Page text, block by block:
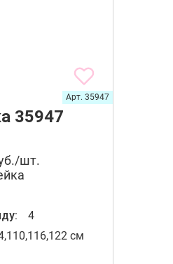
35947
Арт. 35947
шт.
4
см